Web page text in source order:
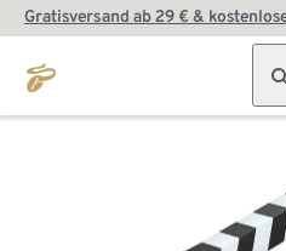
Gratisversand ab 29 € &